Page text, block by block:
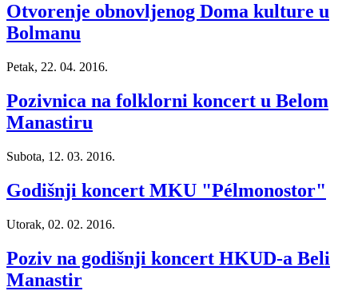
Otvorenje obnovljenog Doma kulture u
Bolmanu
Petak, 22. 04. 2016.
Pozivnica na folklorni koncert u Belom
Manastiru
Subota, 12. 03. 2016.
Godišnji koncert MKU "Pélmonostor"
Utorak, 02. 02. 2016.
Poziv na godišnji koncert HKUD-a Beli
Manastir